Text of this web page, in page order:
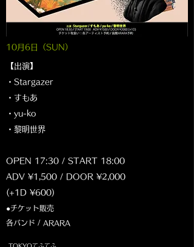
10月6日（SUN ）
【出演】
・Stargazer
・すもあ
・yu-ko
・黎明世界
OPEN 17:30 / START 18:00
ADV ¥1,500 / DOOR ¥2,000
(+1D ¥600)
●チケット販売
各バンド / ARARA
TOKYOてふてふ